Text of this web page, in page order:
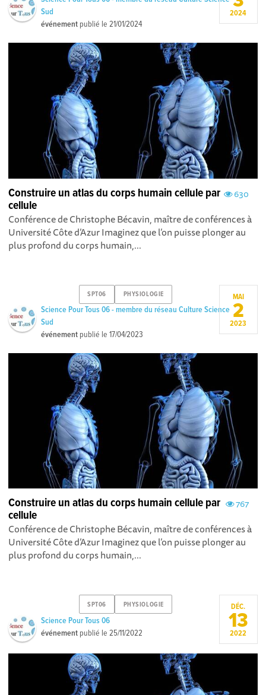
Sud
événement publié le21/01/2024
2024
630
Construire un atlas du corps humain cellule par
cellule
Conférence de Christophe Bécavin, maître de conférences à
Université Côte d’Azur Imaginez que l’on puisse plonger au
plus profond du corps humain,...
SPT06 PHYSIOLOGIE
Science Pour Tous 06 - membre du réseau Culture Science
Sud
événement publié le17/04/2023
MAI
2
2023
767
Construire un atlas du corps humain cellule par
cellule
Conférence de Christophe Bécavin, maître de conférences à
Université Côte d’Azur Imaginez que l’on puisse plonger au
plus profond du corps humain,...
SPT06 PHYSIOLOGIE
Science Pour Tous 06
événement publié le25/11/2022
DÉC.
13
2022